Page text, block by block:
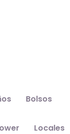
Bolsos
Locales